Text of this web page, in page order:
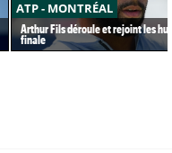
ATP - MONTRÉAL
Arthur Fils déroule et rejoint les
finale